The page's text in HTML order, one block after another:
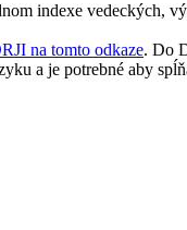
indexe vedeckých,
na tomto odkaze. Do
a je potrebné aby